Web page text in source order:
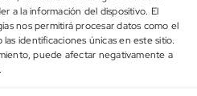
a la información del dispositivo. El
nos permitirá procesar datos como el
identificaciones únicas en este sitio.
puede afectar negativamente a
trabajando en tu
para lograr el bienestar y